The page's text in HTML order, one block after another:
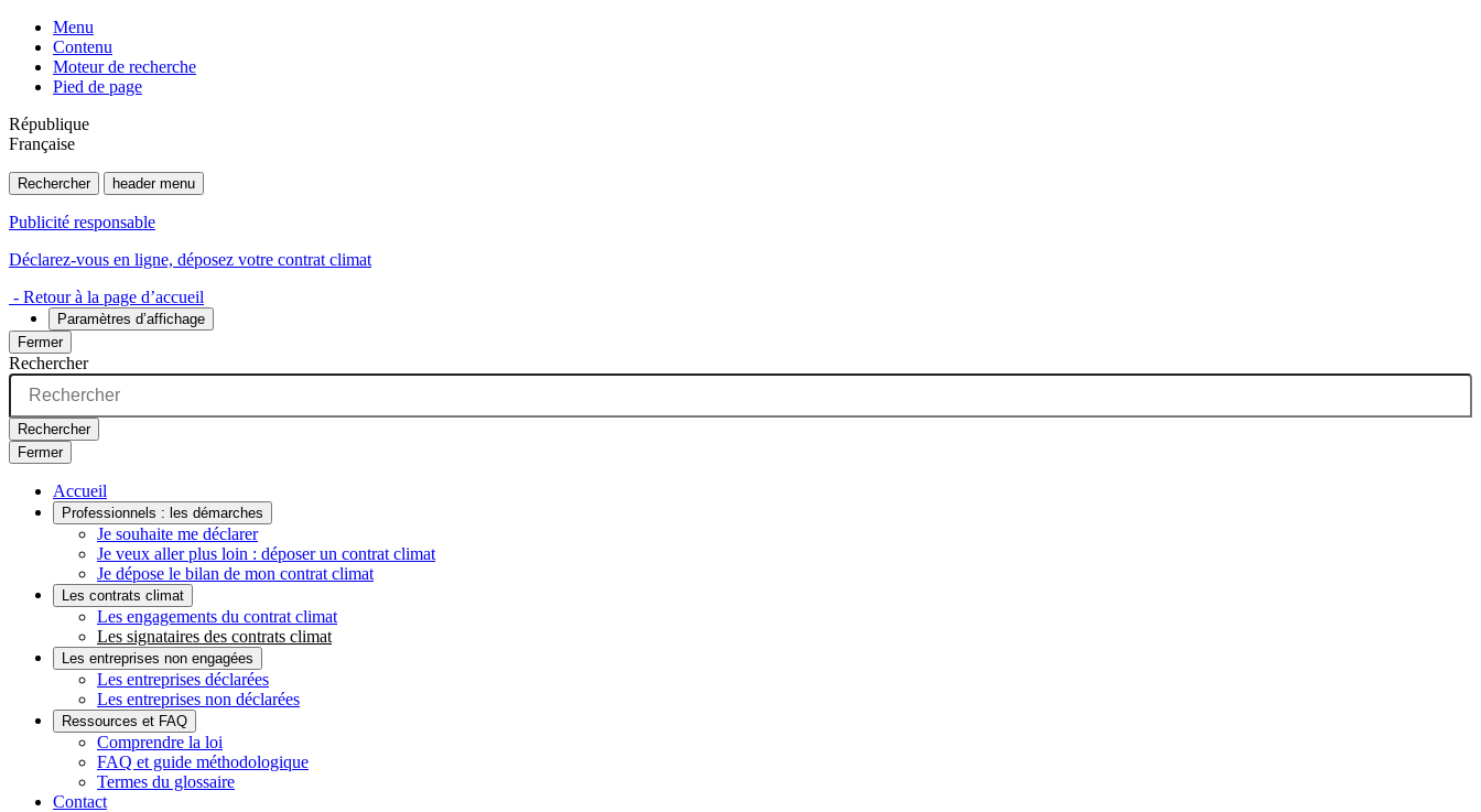
Menu
Contenu
Moteur de recherche
Pied de page
République
Française
Rechercher header menu
Publicité responsable
Déclarez-vous en ligne, déposez votre contrat climat
- Retour à la page d’accueil
Paramètres d’affichage
Fermer
Rechercher
Rechercher
Fermer
Accueil
Professionnels : les démarches
Je souhaite me déclarer
Je veux aller plus loin : déposer un contrat climat
Je dépose le bilan de mon contrat climat
Les contrats climat
Les engagements du contrat climat
Les signataires des contrats climat
Les entreprises non engagées
Les entreprises déclarées
Les entreprises non déclarées
Ressources et FAQ
Comprendre la loi
FAQ et guide méthodologique
Termes du glossaire
Contact